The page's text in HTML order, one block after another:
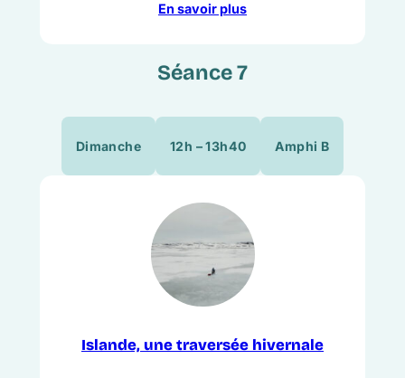
En savoir plus
Séance 7
Dimanche 12h – 13h40 Amphi B
Islande, une traversée hivernale